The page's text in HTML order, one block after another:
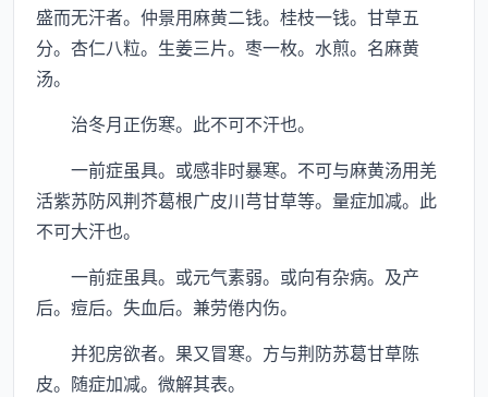
盛而无汗者。仲景用麻黄二钱。桂枝一钱。甘草五
分。杏仁八粒。生姜三片。枣一枚。水煎。名麻黄
汤。
治冬月正伤寒。此不可不汗也。
一前症虽具。或感非时暴寒。不可与麻黄汤用羌
活紫苏防风荆芥葛根广皮川芎甘草等。量症加减。此
不可大汗也。
一前症虽具。或元气素弱。或向有杂病。及产
后。痘后。失血后。兼劳倦内伤。
并犯房欲者。果又冒寒。方与荆防苏葛甘草陈
皮。随症加减。微解其表。